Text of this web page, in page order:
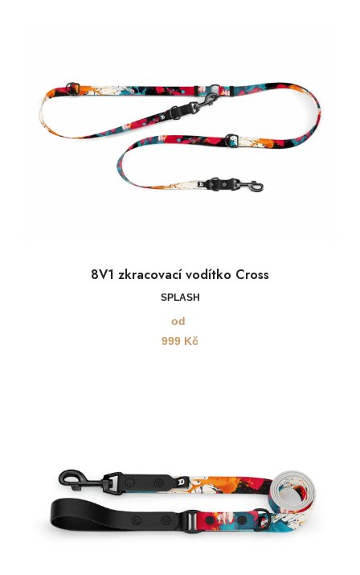
8V1 zkracovací vodítko Cross
SPLASH
od
999 Kč